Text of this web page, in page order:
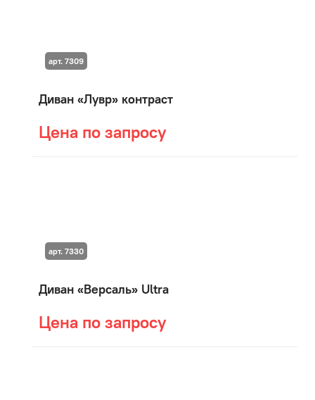
Диван «Лувр» контраст
Цена по запросу
арт. 7309
Диван «Версаль» Ultra
Цена по запросу
арт. 7330